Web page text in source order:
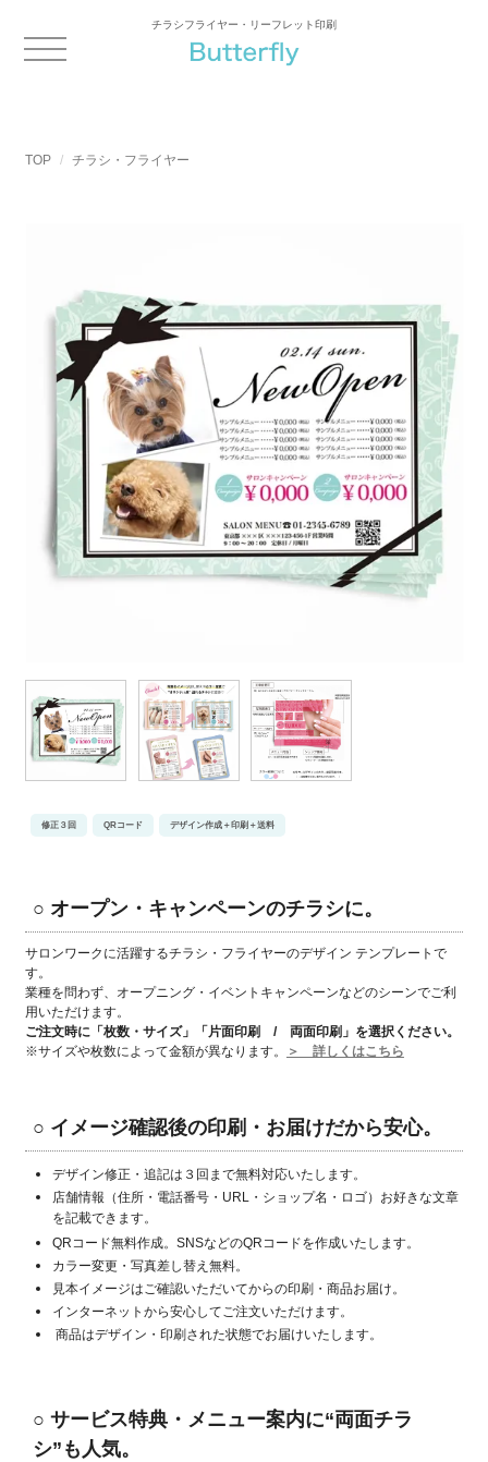
チラシフライヤー・リーフレット印刷
TOP チラシ・フライヤー
修正３回 QRコード デザイン作成＋印刷＋送料
○ オープン・キャンペーンのチラシに。
サロンワークに活躍するチラシ・フライヤーのデザイン テンプレートで
す。
業種を問わず、オープニング・イベントキャンペーンなどのシーンでご利
用いただけます。
ご注文時に「枚数・サイズ」「片面印刷 / 両面印刷」 を選択ください。
※サイズや枚数によって金額が異なります。
＞ 詳しくはこちら
○ イメージ確認後の印刷・お届けだから安心。
デザイン修正・追記は３回まで無料対応いたします。
店舗情報（住所・電話番号・URL・ショップ名・ロゴ）お好きな文章
を記載できます。
QRコード無料作成。SNSなどのQRコードを作成いたします。
カラー変更・写真差し替え無料。
見本イメージはご確認いただいてからの印刷・商品お届け。
インターネットから安心してご注文いただけます。
商品はデザイン・印刷された状態でお届けいたします。
○ サービス特典・メニュー案内に“両面チラ
シ”も人気。